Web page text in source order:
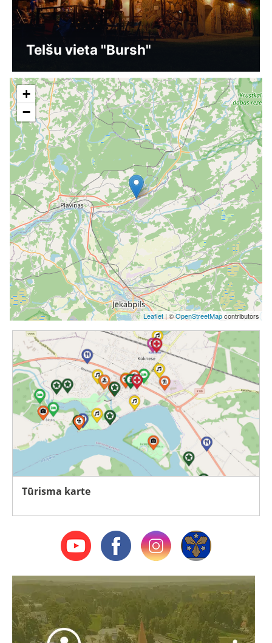
Telšu vieta "Bursh"
+
−
Leaflet | ©OpenStreetMapcontributors
Tūrisma karte